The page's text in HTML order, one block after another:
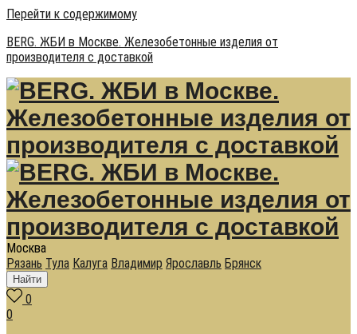
Перейти к содержимому
BERG. ЖБИ в Москве. Железобетонные изделия от
производителя с доставкой
Москва
Рязань Тула Калуга Владимир Ярославль Брянск
Найти
0
0